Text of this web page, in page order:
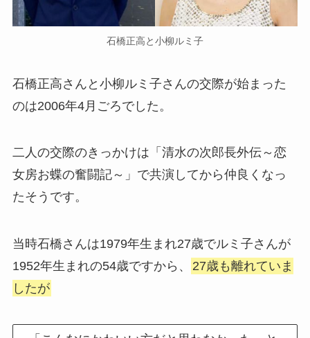
石橋正高と小柳ルミ子
石橋正高さんと小柳ルミ子さんの交際が始まった
のは2006年4月ごろでした。
二人の交際のきっかけは「清水の次郎長外伝～恋
女房お蝶の奮闘記～」で共演してから仲良くなっ
たそうです。
当時石橋さんは1979年生まれ27歳でルミ子さんが
1952年生まれの54歳ですから、
27歳も離れていま
したが